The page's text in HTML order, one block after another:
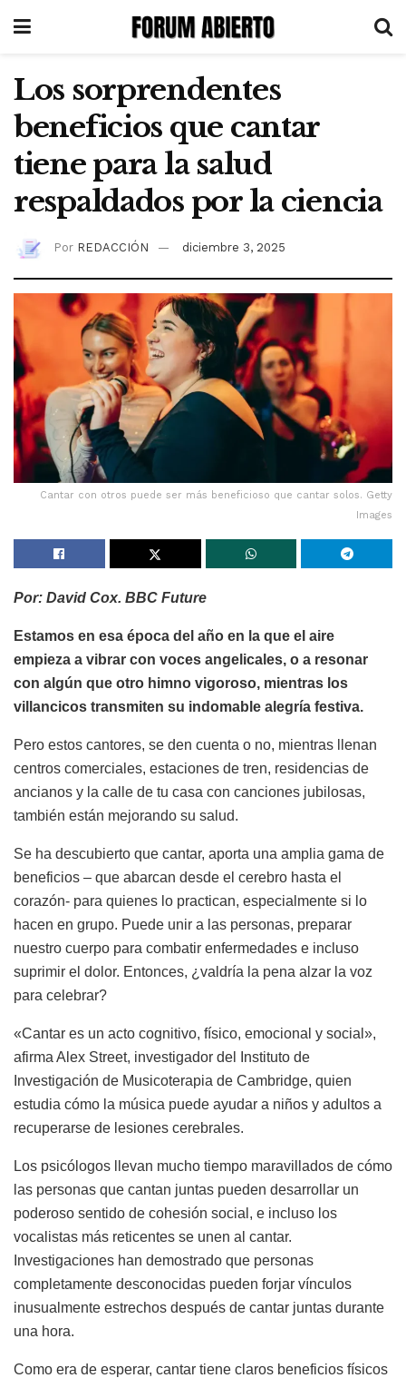
Los sorprendentes
beneficios que cantar
tiene para la salud
respaldados por la ciencia
Por REDACCIÓN diciembre 3, 2025
Cantar con otros puede ser más beneficioso que cantar solos. Getty
Images
Por: David Cox. BBC Future
Estamos en esa época del año en la que el aire
empieza a vibrar con voces angelicales, o a resonar
con algún que otro himno vigoroso, mientras los
villancicos transmiten su indomable alegría festiva.
Pero estos cantores, se den cuenta o no, mientras llenan
centros comerciales, estaciones de tren, residencias de
ancianos y la calle de tu casa con canciones jubilosas,
también están mejorando su salud.
Se ha descubierto que cantar, aporta una amplia gama de
beneficios – que abarcan desde el cerebro hasta el
corazón- para quienes lo practican, especialmente si lo
hacen en grupo. Puede unir a las personas, preparar
nuestro cuerpo para combatir enfermedades e incluso
suprimir el dolor. Entonces, ¿valdría la pena alzar la voz
para celebrar?
«Cantar es un acto cognitivo, físico, emocional y social»,
afirma Alex Street, investigador del Instituto de
Investigación de Musicoterapia de Cambridge, quien
estudia cómo la música puede ayudar a niños y adultos a
recuperarse de lesiones cerebrales.
Los psicólogos llevan mucho tiempo maravillados de cómo
las personas que cantan juntas pueden desarrollar un
poderoso sentido de cohesión social, e incluso los
vocalistas más reticentes se unen al cantar.
Investigaciones han demostrado que personas
completamente desconocidas pueden forjar vínculos
inusualmente estrechos después de cantar juntas durante
una hora.
Como era de esperar, cantar tiene claros beneficios físicos